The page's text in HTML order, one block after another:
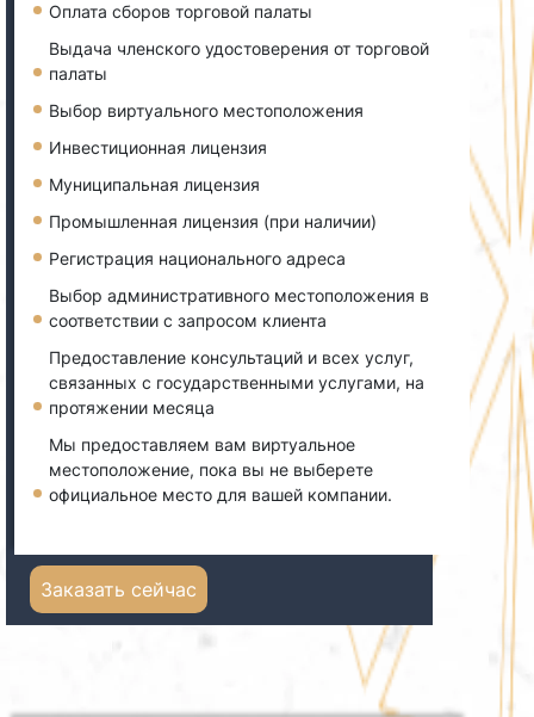
Заказать сейчас
Оплата сборов торговой палаты
Выдача членского удостоверения от торговой
палаты
Выбор виртуального местоположения
Инвестиционная лицензия
Муниципальная лицензия
Промышленная лицензия (при наличии)
Регистрация национального адреса
Выбор административного местоположения в
соответствии с запросом клиента
Предоставление консультаций и всех услуг,
связанных с государственными услугами, на
протяжении месяца
Мы предоставляем вам виртуальное
местоположение, пока вы не выберете
официальное место для вашей компании.